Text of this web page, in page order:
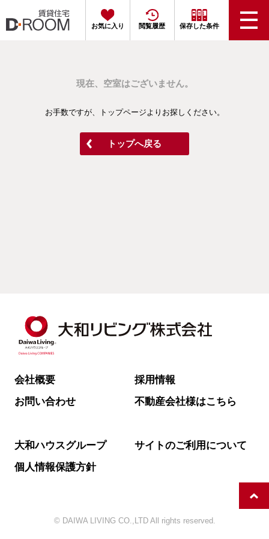
お気に入り 閲覧履歴 保存した条件
現在、空室はございません。
お手数ですが、トップページよりお探しください。
トップへ戻る
会社概要
採用情報
お問い合わせ
不動産会社様はこちら
大和ハウスグループ
サイトのご利用について
個人情報保護方針
© DAIWA LIVING CO.,LTD All rights reserved.